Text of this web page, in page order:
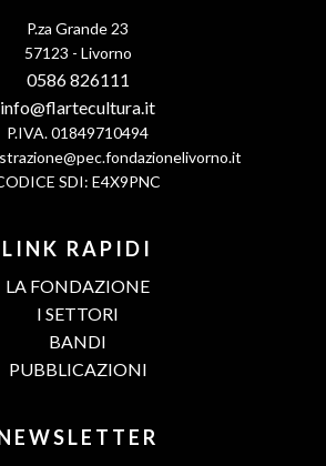
P.za Grande 23
57123 - Livorno
0586 826111
info@flartecultura.it
P.IVA. 01849710494
SDI: E4X9PNC
LINK RAPIDI
LA FONDAZIONE
I SETTORI
BANDI
PUBBLICAZIONI